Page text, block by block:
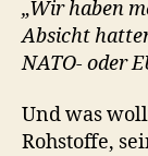
„Wir haben
Absicht
NATO- oder
Und was
Rohstoffe,